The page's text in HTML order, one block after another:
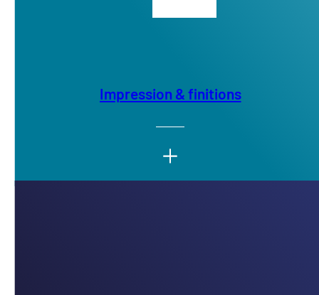
Impression & finitions